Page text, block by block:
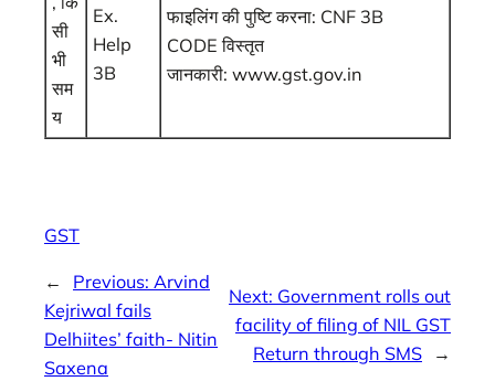
सी
भी
सम
य
Ex.
Help
3B
फाइलिंग की पुष्टि करना: CNF 3B
CODE विस्‍तृत
जानकारी: www.gst.gov.in
GST
← Previous: Arvind
Kejriwal fails
Delhiites’ faith- Nitin
Saxena
Next: Government rolls out
facility of filing of NIL GST
Return through SMS
→